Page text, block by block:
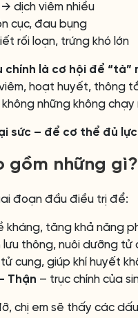
dịch viêm nhiều
cục, đau bụng
rối loạn, trứng khó lớn
chính là cơ hội để “tà”
viêm, hoạt huyết,
những không
sức – để cơ thể đủ
gồm những gì?
đoạn đầu điều trị để:
tăng khả năng
lưu thông, nuôi dưỡng tử
cung, giúp khí huyết
Thận – trục chính của
chị em sẽ thấy các